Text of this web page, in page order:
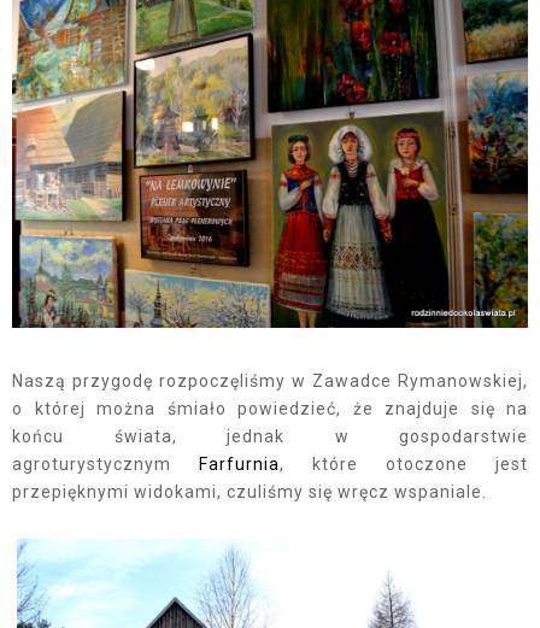
Naszą przygodę rozpoczęliśmy w Zawadce Rymanowskiej,
o której można śmiało powiedzieć, że znajduje się na
końcu świata, jednak w gospodarstwie
agroturystycznym
Farfurnia, które otoczone jest
przepięknymi widokami, czuliśmy się wręcz wspaniale.